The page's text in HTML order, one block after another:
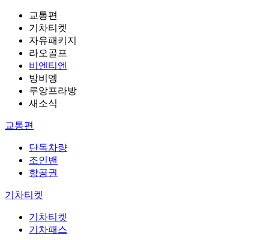
교통편
기차티켓
자유패키지
라오골프
비엔티엔
방비엥
루앙프라방
새소식
교통편
단독차량
조인밴
항공권
기차티켓
기차티켓
기차패스